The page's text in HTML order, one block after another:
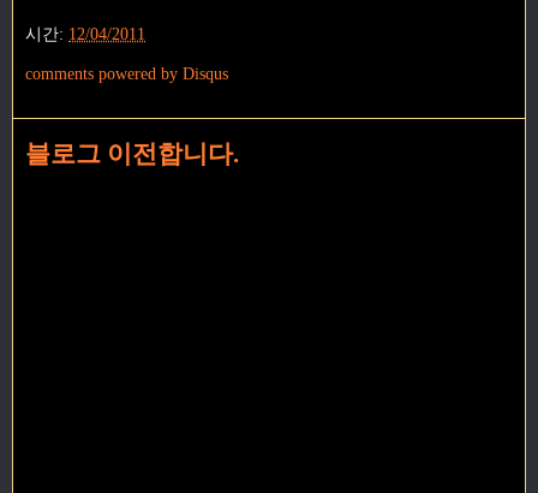
시간: 12/04/2011
comments powered by Disqus
블로그 이전합니다.